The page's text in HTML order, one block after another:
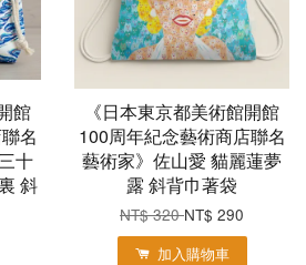
館
名
十
斜
《日本東京都美術館開館
100周年紀念藝術商店聯名
藝術家》佐山愛 貓麗蓮夢
露 斜背巾著袋
NT$ 320NT$ 290
加入購物車